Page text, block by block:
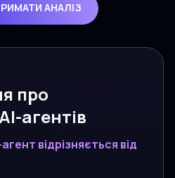
АНАЛІЗ
про
агентів
відрізняється від